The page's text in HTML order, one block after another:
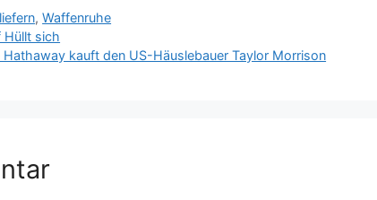
liefern,Waffenruhe
Hüllt sich
kauft den US-Häuslebauer Taylor Morrison